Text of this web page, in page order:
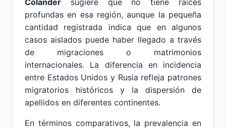
Colander sugiere que no tiene raíces
profundas en esa región, aunque la pequeña
cantidad registrada indica que en algunos
casos aislados puede haber llegado a través
de migraciones o matrimonios
internacionales. La diferencia en incidencia
entre Estados Unidos y Rusia refleja patrones
migratorios históricos y la dispersión de
apellidos en diferentes continentes.
En términos comparativos, la prevalencia en